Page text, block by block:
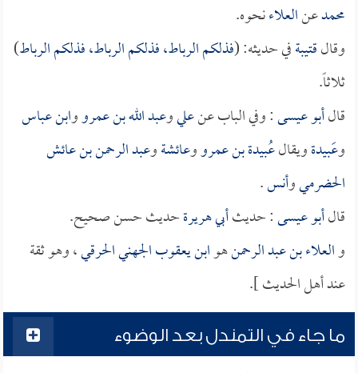
محمدعنالعلاءنحوه.
وقالقتيبةفي حديثه: (فذلكم الرباط، فذلكم الرباط، فذلكم الرباط)
ثلاثاً.
قالأبو عيسى: وفي الباب عنعليوعبد الله بن عمرووابن عباس
وعَبيدةويقالعُبيدة بن عمرووعائشةوعبد الرحمن بن عائش
الحضرميوأنس.
قالأبو عيسى: حديثأبي هريرةحديث حسن صحيح.
والعلاء بن عبد الرحمنهوابن يعقوب الجهني الحرقي، وهو ثقة
عند أهل الحديث ].
ما جاء في التمندل بعد الوضوء